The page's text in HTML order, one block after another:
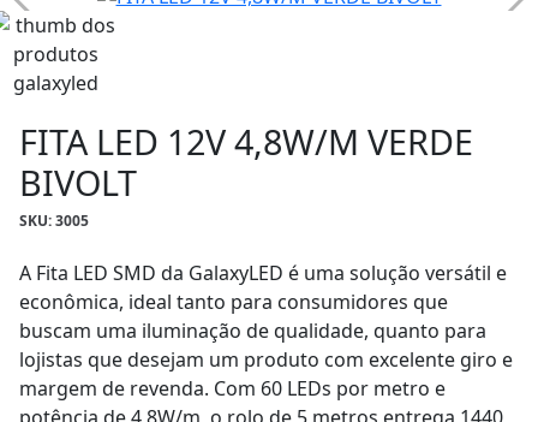
FITA LED 12V 4,8W/M VERDE
BIVOLT
SKU: 3005
A Fita LED SMD da GalaxyLED é uma solução versátil e
econômica, ideal tanto para consumidores que
buscam uma iluminação de qualidade, quanto para
lojistas que desejam um produto com excelente giro e
margem de revenda. Com 60 LEDs por metro e